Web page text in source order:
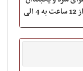
طراحی شده است و زمان گیرش ملات را از 12 ساعت به 4 الی